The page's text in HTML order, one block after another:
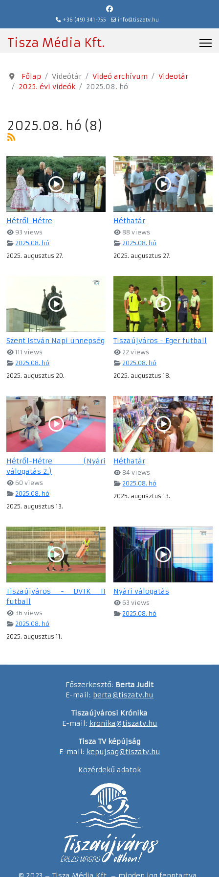
+36 (49) 341-755 info@tiszatv.hu
Tisza Média Kft.
Főlap Videótár Videó archívum
Videotár
2025. évi videók
2025.08. hó
2025.08. hó (8)
Hétről-Hétre
93 views
2025.08. hó
2025. augusztus 27.
Héthatár
88 views
2025.08. hó
2025. augusztus 27.
Szent István Napi ünnepség
111 views
2025.08. hó
2025. augusztus 20.
Tiszaújváros - Eger futball
22 views
2025.08. hó
2025. augusztus 18.
Hétről-Hétre (Nyári
válogatás 2.)
60 views
2025.08. hó
2025. augusztus 13.
Héthatár
84 views
2025.08. hó
2025. augusztus 13.
Tiszaújváros - DVTK II
futball
36 views
2025.08. hó
2025. augusztus 11.
Nyári válogatás
63 views
2025.08. hó
Főszerkesztő: Berta Judit
E-mail: berta@tiszatv.hu
Tiszaújvárosi Krónika
E-mail: kronika@tiszatv.hu
Tisza TV képújság
E-mail: kepujsag@tiszatv.hu
Közérdekű adatok